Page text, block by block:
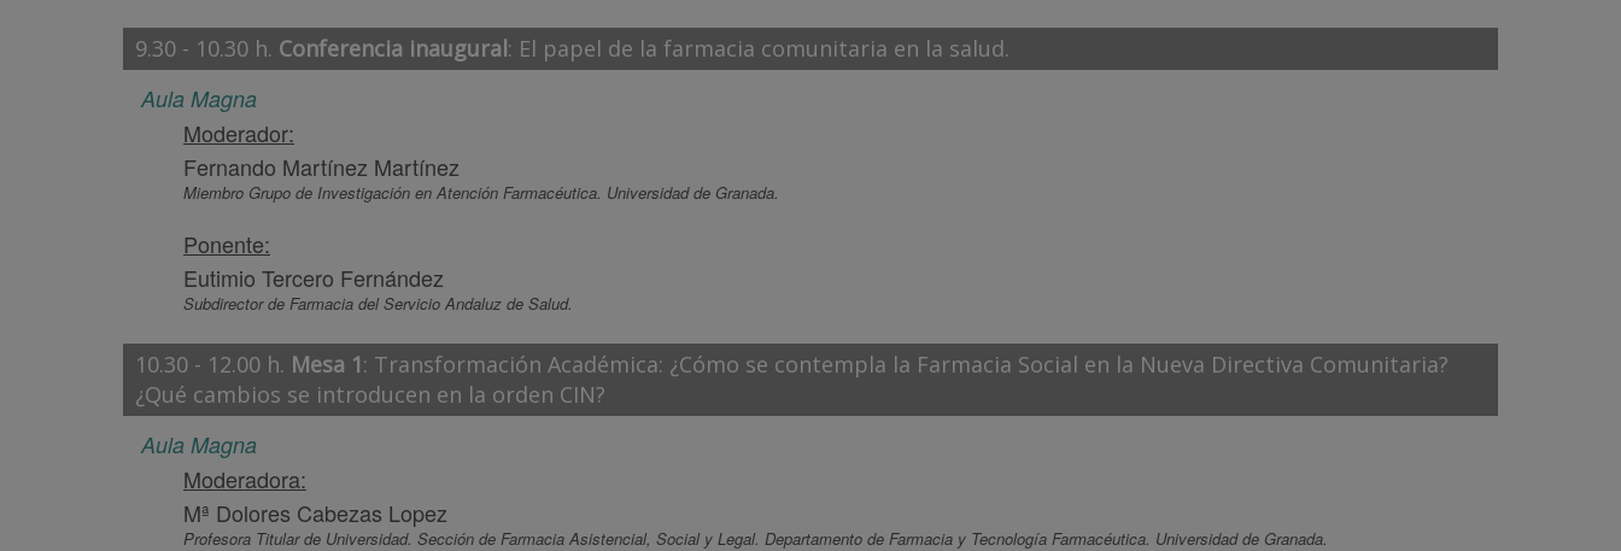
9.30 - 10.30 h. Conferencia inaugural: El papel de la farmacia comunitaria en la salud.
Aula Magna
Moderador:
Fernando Martínez Martínez
Miembro Grupo de Investigación en Atención Farmacéutica. Universidad de Granada.
Ponente:
Eutimio Tercero Fernández
Subdirector de Farmacia del Servicio Andaluz de Salud.
10.30 - 12.00 h. Mesa 1: Transformación Académica: ¿Cómo se contempla la Farmacia Social en la Nueva Directiva Comunitaria?
¿Qué cambios se introducen en la orden CIN?
Aula Magna
Moderadora:
Mª Dolores Cabezas Lopez
Profesora Titular de Universidad. Sección de Farmacia Asistencial, Social y Legal. Departamento de Farmacia y Tecnología Farmacéutica. Universidad de Granada.